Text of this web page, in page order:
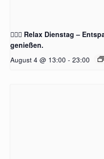
🧖‍♂️✨ Relax Dienstag –
genießen.
August 4 @ 13:00 - 23:00